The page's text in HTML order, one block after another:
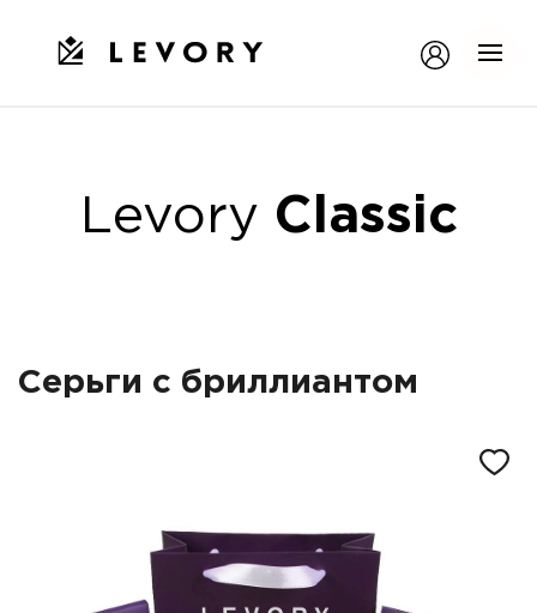
Levory Classic
Серьги с бриллиантом